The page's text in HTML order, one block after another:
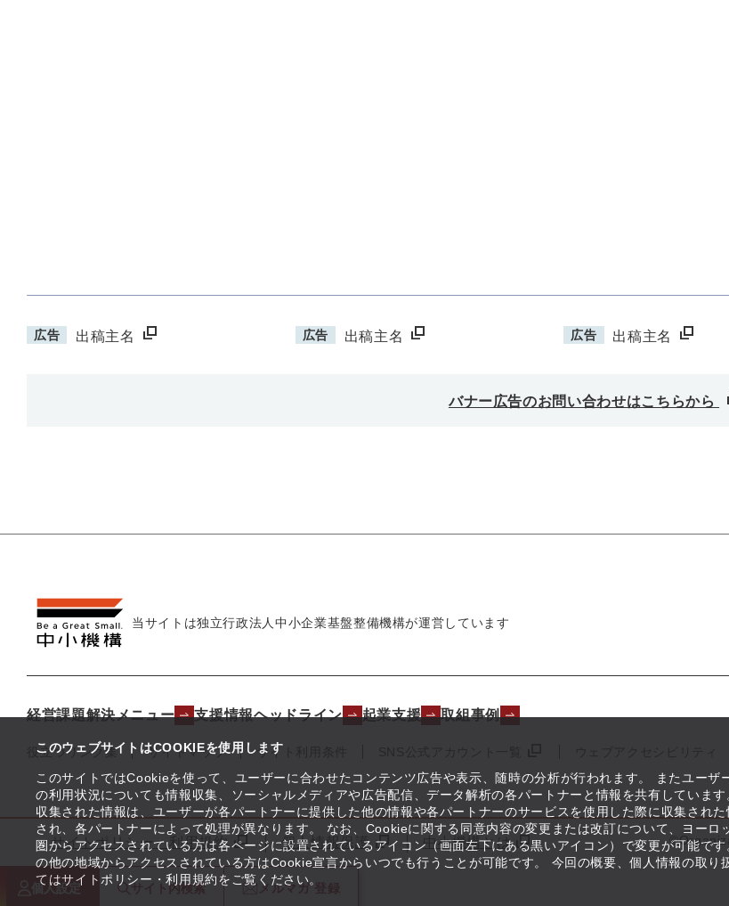
このウェブサイトはCOOKIEを使用します
このサイトではCookieを使って、ユーザーに合わせたコンテンツ広告や表示、随時の分析が行われます。 またユーザ
の利用状況についても情報収集、ソーシャルメディアや広告配信、データ解析の各パートナーと情報を共有していま
収集された情報は、ユーザーが各パートナーに提供した他の情報や各パートナーのサービスを使用した際に収集され
され、各パートナーによって処理が異なります。 なお、Cookieに関する同意内容の変更または改訂について、ヨーロ
圏からアクセスされている方は各ページに設置されているアイコン（画面左下にある黒いアイコン）で変更が可能で
の他の地域からアクセスされている方はCookie宣言からいつでも行うことが可能です。 今回の概要、個人情報の取り
てはサイトポリシー・利用規約をご覧ください。
個人設定 サイト内検索 メルマガ
広告 出稿主名 広告 出稿主名 広告 出稿主名
バナー広告のお問い合わせはこちらから
当サイトは独立行政法人中小企業基盤整備機構が運営しています
経営課題解決メニュー 支援情報ヘッドライン 起業支援 取組事例
役立つリンク集 サイトマップ サイト利用条件
サイトポリシー・利用規約 個人情報保護 中小機構とは